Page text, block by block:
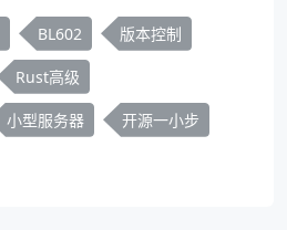
BL602 版本控制
Rust高级
小型服务器 开源一小步